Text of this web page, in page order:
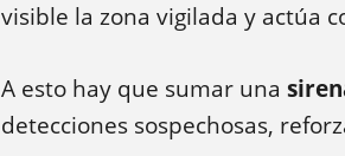
visible la zona vigilada y actúa
A esto hay que sumar una
detecciones sospechosas,